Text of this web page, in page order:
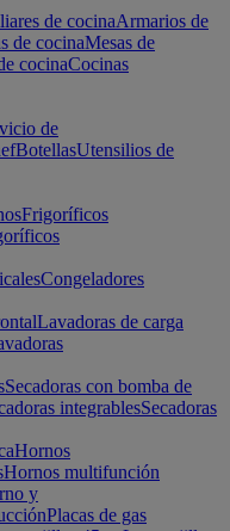
de cocinaArmarios de
de cocinaMesas de
cocinaCocinas
de
BotellasUtensilios de
Frigoríficos
Congeladores
Lavadoras de carga
Secadoras con bomba de
integrablesSecadoras
Hornos
Hornos multifunción
y
Placas de gas